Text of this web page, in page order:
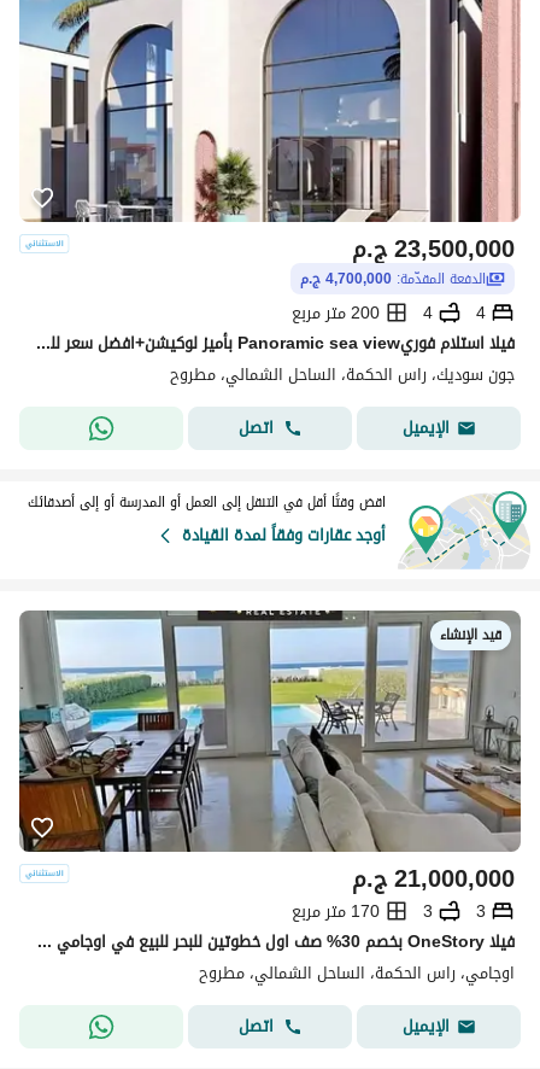
ج.م23,500,000
الدفعة المقدّمة: 4,700,000 ج.م
4
4
200 متر مربع
فيلا استلام فوريPanoramic sea view بأميز لوكيشن+افضل سعر للبيع في جون سوديك June sodic الساحل الشمالي راس الحكمه بجوار فوكا باى وماونتن فيو وLavista
جون سوديك، راس الحكمة، الساحل الشمالي، مطروح
الإيميل
اتصل
اقض وقتًا أقل في التنقل إلى العمل أو المدرسة أو إلى أصدقائك
أوجد عقارات وفقاً لمدة القيادة
قيد الإنشاء
ج.م21,000,000
3
3
170 متر مربع
فيلا OneStory بخصم 30% صف اول خطوتين للبحر للبيع في اوجامي سوديك ogami sodic north coast راس الحكمه بجوار فوكا باى وماونتن فيو ولافيستا
اوجامي، راس الحكمة، الساحل الشمالي، مطروح
الإيميل
اتصل